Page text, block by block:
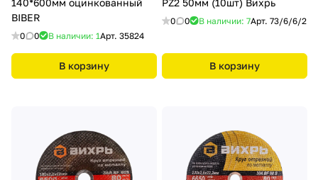
BIBER
0 0 В наличии: 1Арт. 35824
В корзину
0 0 В наличии: 7Арт. 73/6/6/2
В корзину